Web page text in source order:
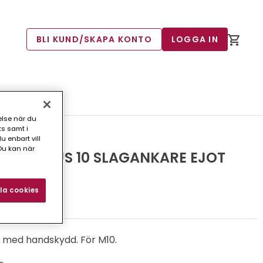
BLI KUND/SKAPA KONTO LOGGA IN
LT PLUS 10 SLAGANKARE EJOT
handskydd. För M10.
när du
samt i
enbart vill
kan när
cookies